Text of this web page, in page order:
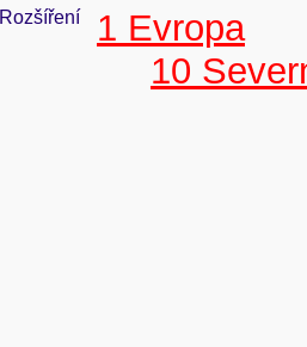
Rozšíření
1 Evropa
10